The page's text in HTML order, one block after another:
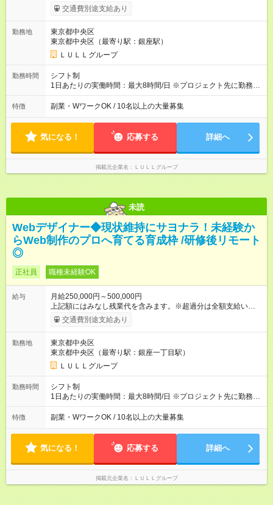
ます。 みなし残業代 21,675円／月 みなし残業時間 12時間／月 -
------------------------------------------------------- ≪経験者の方は以下と
万円～＋業績賞与＋交通費＋各種手当 ※固定残業代（30時間/6
万6，610円分）を含む。超過分は追加支給いたします 能力やス
キルを考慮し初任給を決定。経験者の方は前給考慮も可能で
す！ ◎昇給年1回（研修終了後） ◎賞与年2回（2月・8月）＋業
績賞与あり ◤スキルアップも、収入アップも。◢ 入社後の成長
や頑張りは、しっかり給与で還元しています。 実際にほぼ全員
上アップした社員も。 エンジニアへの還元率は業界高水準の
87％。 スキルを磨いた分だけ、収入アップも目指せる環境で
す！ 【試用期間】試用期間あり 試用期間の長さ：6ヶ月 ※ 雇用
形態と給与に、本採用時と異なる部分があります。 雇用形態：
中途採用（契約社員） 給与：月給 230,000円以上 上記額にはみ
なし残業代を含みます。※超過分は全額支給いたします。 みな
別途支給いたします ※研修期間中（最大12ヶ月間）も、試用期
交通費別途支給あり
勤務地
東京都中央区
東京都中央区（最寄り駅：銀座駅）
ＬＵＬＬグループ
勤務時間
シフト制
1日あたりの実働時間：最大8時間/日 ※プロジェクト先に勤務時
間は異なります 【シフト例】 ・10時00分～19時00分 ・9時00
分～18時00分 平均残業時間：月10時間以内
特徴 副業・WワークOK / 10名以上の大量募集
気になる！ 応募する 詳細へ
掲載元企業名 ＬＵＬＬグループ
未読
Webデザイナー◆現状維持にサヨナラ！未経験か
らWeb制作のプロへ育てる育成枠 /研修後リモート
◎
正社員 職種未経験OK
給与
月給250,000円～500,000円
上記額にはみなし残業代を含みます。※超過分は全額支給いたし
ます。 みなし残業代 21,675円／月 みなし残業時間 12時間／月 -
------------------------------------------------------- ≪経験者の方は以下と
万円～＋業績賞与＋交通費＋各種手当 ※固定残業代（30時間/6
万6，610円分）を含む。超過分は追加支給いたします 能力やス
キルを考慮し初任給を決定。経験者の方は前給考慮も可能で
す！ ◎昇給年1回（研修終了後） ◎賞与年2回（2月・8月）＋業
績賞与あり ◤スキルアップも、収入アップも。◢ 入社後の成長
や頑張りは、しっかり給与で還元しています。 実際にほぼ全員
上アップした社員も。 エンジニアへの還元率は業界高水準の
87％。 スキルを磨いた分だけ、収入アップも目指せる環境で
す！ 【試用期間】試用期間あり 試用期間の長さ：6ヶ月 ※ 雇用
形態と給与に、本採用時と異なる部分があります。 雇用形態：
中途採用（契約社員） 給与：月給 230,000円以上 上記額にはみ
なし残業代を含みます。※超過分は全額支給いたします。 みな
別途支給いたします ※研修期間中（最大12ヶ月間）も、試用期
交通費別途支給あり
勤務地
東京都中央区
東京都中央区（最寄り駅：銀座一丁目駅）
ＬＵＬＬグループ
勤務時間
シフト制
1日あたりの実働時間：最大8時間/日 ※プロジェクト先に勤務時
間は異なります 【シフト例】 ・10時00分～19時00分 ・9時00
分～18時00分 平均残業時間：月10時間以内
特徴 副業・WワークOK / 10名以上の大量募集
気になる！ 応募する 詳細へ
掲載元企業名 ＬＵＬＬグループ